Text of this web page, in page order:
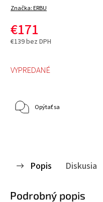
Značka:ERBU
€171
€139 bez DPH
VYPREDANÉ
Opýtať sa
Popis Diskusia
Podrobný popis